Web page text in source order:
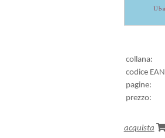
collana:
codice
pagine:
prezzo:
acquista